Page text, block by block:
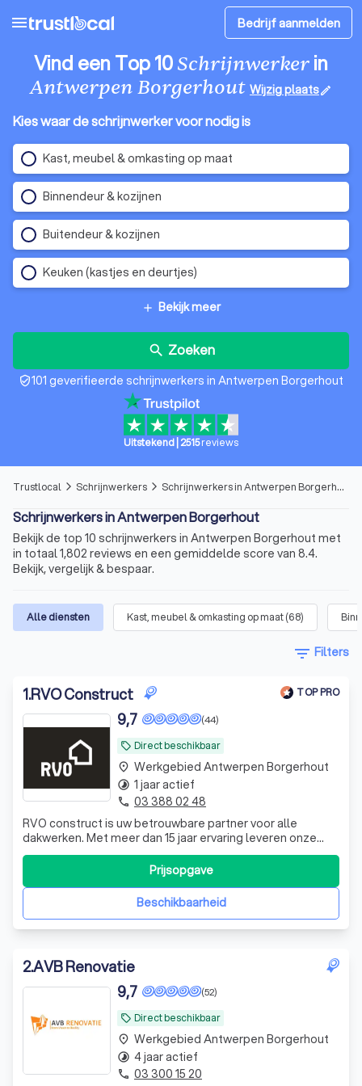
menu Bedrijf aanmelden
Vind een Top 10Schrijnwerkerin
Antwerpen Borgerhout Wijzig plaatsedit
Kies waar de schrijnwerker voor nodig is
Kast, meubel & omkasting op maat
Binnendeur & kozijnen
Buitendeur & kozijnen
Keuken (kastjes en deurtjes)
add Bekijk meer
search Zoeken
verified_user101 geverifieerde schrijnwerkers in Antwerpen Borgerhout
Uitstekend 2515reviews
Trustlocal arrow_forward_ios Schrijnwerkers arrow_forward_ios Schrijnwerkers in Antwerpen Borgerhout
Schrijnwerkers in Antwerpen Borgerhout
Bekijk de top 10 schrijnwerkers in Antwerpen Borgerhout met
in totaal 1,802 reviews en een gemiddelde score van 8.4.
Bekijk, vergelijk & bespaar.
Alle diensten Kast, meubel & omkasting op maat(68)
filter_list Filters
1.RVO Construct TOP PRO
local_offer Direct beschikbaar
(44)
9,7
RVO construct is uw betrouwbare partner voor alle
dakwerken. Met meer dan 15 jaar ervaring leveren onze
gespecialiseerde ploegen duurzame en esthetisch
perfecte oplossingen – van nieuwbouw tot renovatie. Wij
combineren vakmanschap met hoogwaardige materialen
en zorgen voor een afwerking waar u jaren
Beschikbaarheid
Prijsopgave
place Werkgebied Antwerpen Borgerhout
timelapse 1 jaar actief
phone 03 388 02 48
2.AVB Renovatie
local_offer Direct beschikbaar
(52)
9,7
place Werkgebied Antwerpen Borgerhout
timelapse 4 jaar actief
phone 03 300 15 20